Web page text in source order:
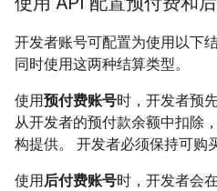
开发者账号可配置为使用以下
同时使用这两种结算类型。
使用预付费账号时，开发者预
从开发者的预付款余额中扣除
构提供。 开发者必须保持可购
使用 后付费账号时，开发者会